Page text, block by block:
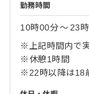
勤務時間
10時00分〜 23
※上記時間内で
※休憩1時間
※22時以降は18